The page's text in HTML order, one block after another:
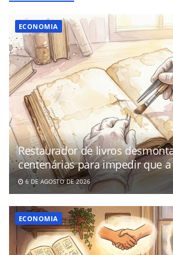
ECONOMIA
Restaurador de livros
centenárias para impedir que
6 DE AGOSTO DE 2026
ECONOMIA